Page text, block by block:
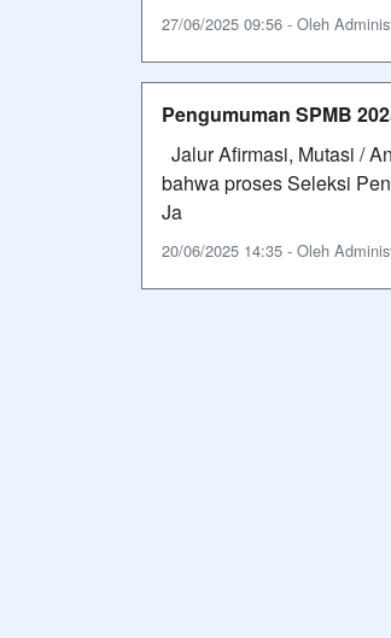
27/06/2025 09:56 - Oleh
Pengumuman SPMB
Jalur Afirmasi, Mutasi /
bahwa proses Seleksi
Ja
20/06/2025 14:35 - Oleh